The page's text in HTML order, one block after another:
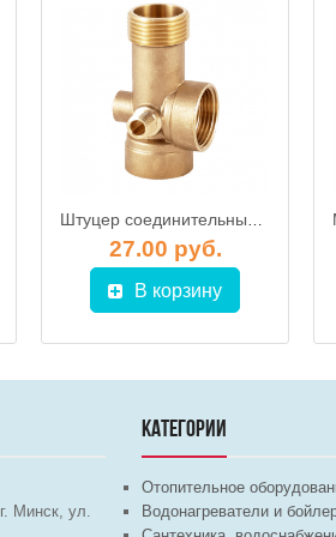
Штуцер соединительный 5-ходовой для гидрофора Omnigena
27.00 руб.
В корзину
г. Минск, ул.
КАТЕГОРИИ
Отопительное
Водонагреватели и